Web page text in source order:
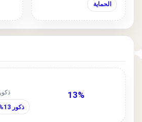
الحماية
13%
ذكور 1 / إناث 7 — المجموع 8
ذكور 13%